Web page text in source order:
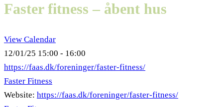
Faster fitness – åbent hus
View Calendar
12/01/25 15:00 - 16:00
https://faas.dk/foreninger/faster-fitness/
Faster Fitness
Website: https://faas.dk/foreninger/faster-fitness/